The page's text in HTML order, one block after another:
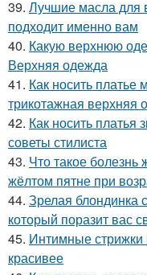
39. Лучшие масла для
подходит именно вам
40. Какую верхнюю
Верхняя одежда
41. Как носить
трикотажная верхняя
42. Как носить платья
советы стилиста
43. Что такое
жёлтом пятне при
44. Зрелая блондинка
который поразит вас
45. Интимные стрижки
красивее